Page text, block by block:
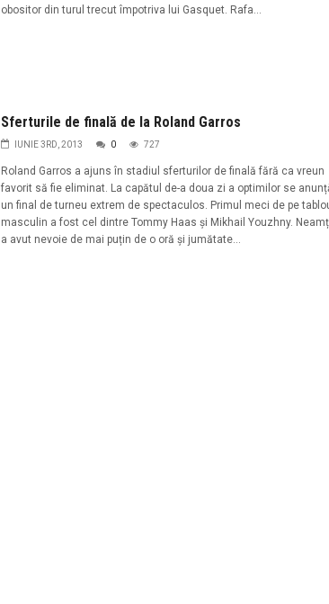
obositor din turul trecut împotriva lui Gasquet. Rafa...
Sferturile de finală de la Roland Garros
IUNIE 3RD, 2013 0 727
Roland Garros a ajuns în stadiul sferturilor de finală fără ca vreun
favorit să fie eliminat. La capătul de-a doua zi a optimilor se
un final de turneu extrem de spectaculos. Primul meci de pe
masculin a fost cel dintre Tommy Haas și Mikhail Youzhny.
a avut nevoie de mai puțin de o oră și jumătate...